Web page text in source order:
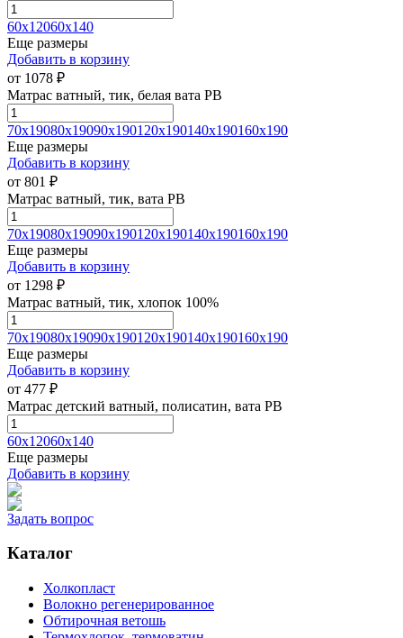
60х12060х140
Еще размеры
Добавить в корзину
от 1078 ₽
Матрас ватный, тик, белая вата РВ
70х19080х19090х190120х190140х190160х190
Еще размеры
Добавить в корзину
от 801 ₽
Матрас ватный, тик, вата РВ
70х19080х19090х190120х190140х190160х190
Еще размеры
Добавить в корзину
от 1298 ₽
Матрас ватный, тик, хлопок 100%
70х19080х19090х190120х190140х190160х190
Еще размеры
Добавить в корзину
от 477 ₽
Матрас детский ватный, полисатин, вата РВ
60х12060х140
Еще размеры
Добавить в корзину
Задать вопрос
Каталог
Холкопласт
Волокно регенерированное
Обтирочная ветошь